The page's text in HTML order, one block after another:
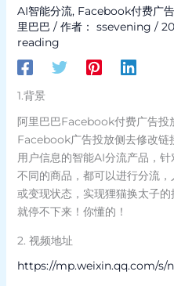
AI智能分流, Facebook付费广告
里巴巴 / 作者： ssevening /
reading
1.背景
阿里巴巴Facebook付费广告投
Facebook广告投放侧去修改链
用户信息的智能AI分流产品，
不同的商品，都可以进行分流
或变现状态，实现狸猫换太子
就停不下来！你懂的！
2. 视频地址
https://mp.weixin.qq.com/s/